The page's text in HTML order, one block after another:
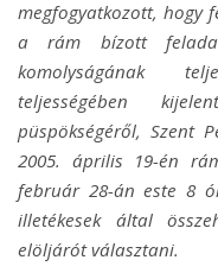
megfogyatkozott, hogy
a rám bízott
komolyságának
teljességében
püspökségéről, Szent
2005. április 19-én
február 28-án este 8
illetékesek által
elöljárót választani.